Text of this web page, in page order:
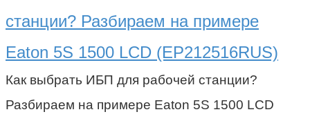
станции? Разбираем на примере
Eaton 5S 1500 LCD (EP212516RUS)
Как выбрать ИБП для рабочей станции?
Разбираем на примере Eaton 5S 1500 LCD